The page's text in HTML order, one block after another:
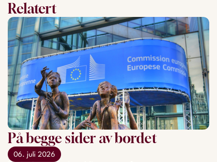
Relatert
På begge sider av bordet
06. juli 2026